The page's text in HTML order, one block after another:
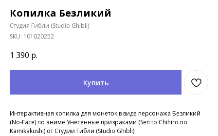
Копилка Безликий
Студия Гибли (Studio Ghibli)
SKU: 101020252
1 390 р.
Купить
Интерактивная копилка для монеток в виде персонажа Безликий
(No-Face) по аниме Унесенные призраками (Sen to Chihiro no
Kamikakushi) от Студии Гибли (Studio Ghibli).